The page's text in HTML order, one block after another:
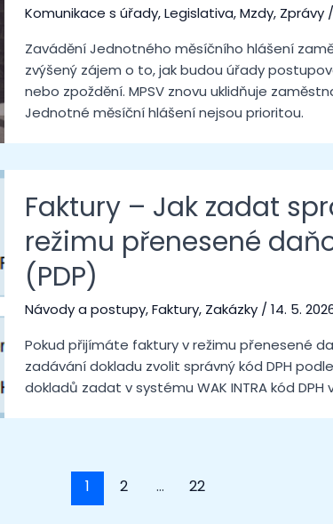
Komunikace s úřady,Legislativa,Mzdy, Zprávy/
Zavádění Jednotného měsíčního hlášení
zvýšený zájem o to, jak budou úřady
nebo zpoždění. MPSV znovu uklidňuje
Jednotné měsíční hlášení nejsou prioritou.
Faktury – Jak zadat
režimu přenesené
(PDP)
Návody a postupy,Faktury, Zakázky/14. 5.
Pokud přijímáte faktury v režimu přenesené
zadávání dokladu zvolit správný kód DPH
dokladů zadat v systému WAK INTRA kód
1 2 … 22